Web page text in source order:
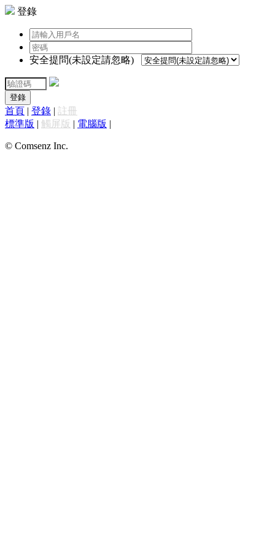
登錄
安全提問(未設定請忽略)
登錄
首頁 | 登錄 | 註冊
標準版 | 觸屏版 | 電腦版 |
© Comsenz Inc.